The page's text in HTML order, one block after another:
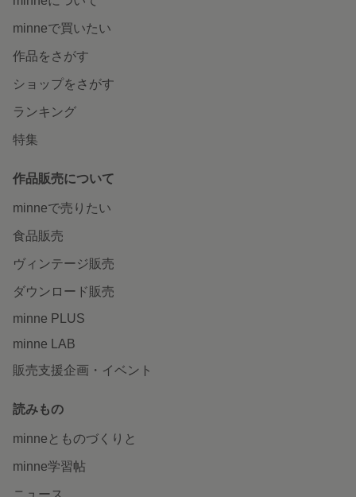
minneで買いたい
作品をさがす
ショップをさがす
ランキング
特集
作品販売について
minneで売りたい
食品販売
ヴィンテージ販売
ダウンロード販売
minne PLUS
minne LAB
販売支援企画・イベント
読みもの
minneとものづくりと
minne学習帖
ニュース